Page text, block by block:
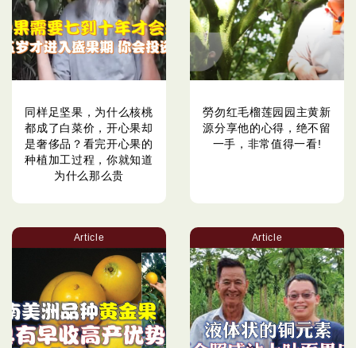
同样足坚果，为什么核桃
都成了白菜价，开心果却
是奢侈品？看完开心果的
种植加工过程，你就知道
为什么那么贵
勞勿红毛榴莲园园主黄新
源分享他的心得，绝不留
一手，非常值得一看!
Article Article